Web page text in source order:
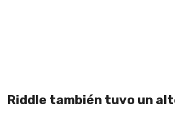
Riddle también tuvo un